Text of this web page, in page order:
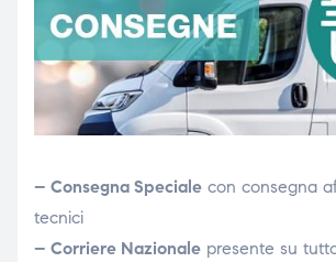
– Consegna Specialecon consegna
tecnici
– Corriere Nazionalepresente su